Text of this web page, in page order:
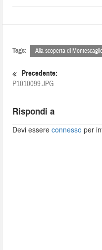
Tags: Alla scoperta di
Precedente:
P1010099.JPG
Rispondi a
Devi essereconnesso per